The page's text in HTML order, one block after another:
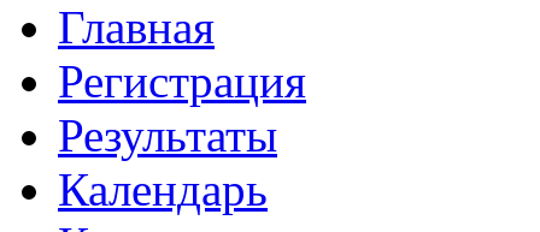
Главная
Регистрация
Результаты
Календарь